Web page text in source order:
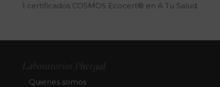
1 certificados COSMOS Ecocert® en A Tu Salud
Laboratorios Phergal
Quienes somos